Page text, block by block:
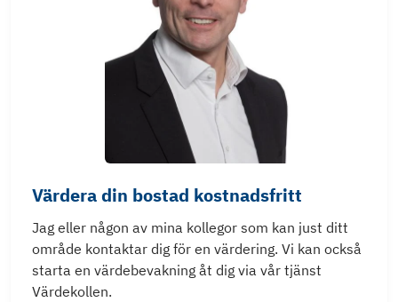
Värdera din bostad kostnadsfritt
Jag eller någon av mina kollegor som kan just ditt
område kontaktar dig för en värdering. Vi kan också
starta en värdebevakning åt dig via vår tjänst
Värdekollen.